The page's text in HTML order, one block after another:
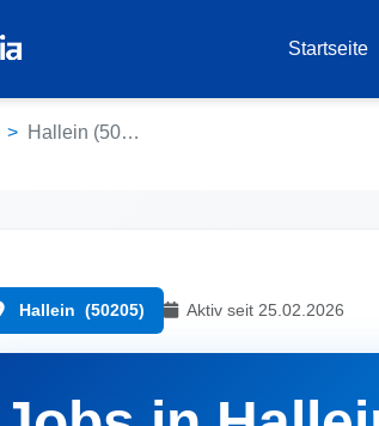
Startseite
Hallein (50205)
Hallein (50205) Aktiv seit 25.02.2026